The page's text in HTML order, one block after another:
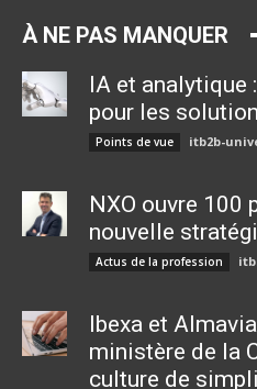
À NE PAS MANQUER
IA et
pour les
Points de vue itb2b-
NXO ouvre 100
nouvelle
Actus de la profession
Ibexa et
ministère de la
culture de